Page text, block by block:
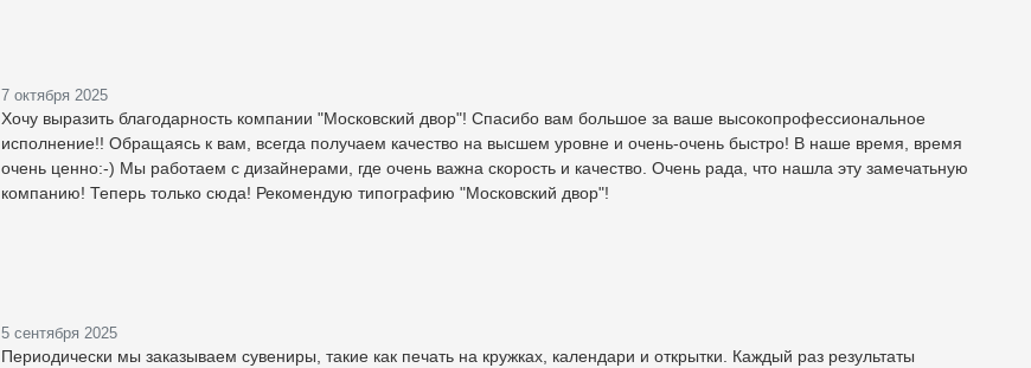
7 октября 2025
Хочу выразить благодарность компании "Московский двор"! Спасибо вам большое за ваше высокопрофессиональное
исполнение!! Обращаясь к вам, всегда получаем качество на высшем уровне и очень-очень быстро! В наше время, время
очень ценно:-) Мы работаем с дизайнерами, где очень важна скорость и качество. Очень рада, что нашла эту замечатьную
компанию! Теперь только сюда! Рекомендую типографию "Московский двор"!
5 сентября 2025
Периодически мы заказываем сувениры, такие как печать на кружках, календари и открытки. Каждый раз результаты